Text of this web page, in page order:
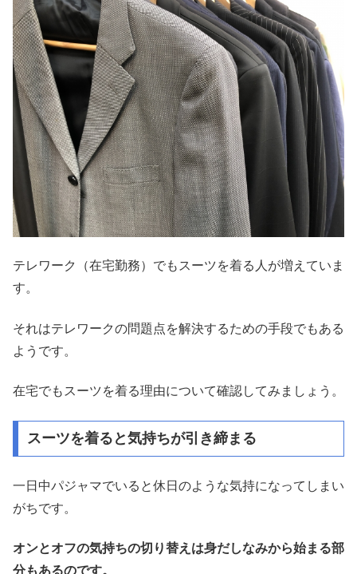
テレワーク（在宅勤務）でもスーツを着る人が増えていま
す。
それはテレワークの問題点を解決するための手段でもある
ようです。
在宅でもスーツを着る理由について確認してみましょう。
スーツを着ると気持ちが引き締まる
一日中パジャマでいると休日のような気持になってしまい
がちです。
オンとオフの気持ちの切り替えは身だしなみから始まる部
分もあるのです。